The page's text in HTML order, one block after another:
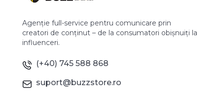
Agenție full-service pentru comunicare prin
creatori de conținut – de la consumatori obișnuiți la
influenceri.
(+40) 745 588 868
suport@buzzstore.ro